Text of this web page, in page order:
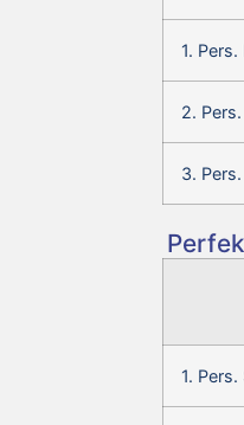
1. Pers.
2. Pers.
3. Pers.
1. Pers.